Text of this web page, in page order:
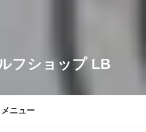
フショップ LB
メニュー